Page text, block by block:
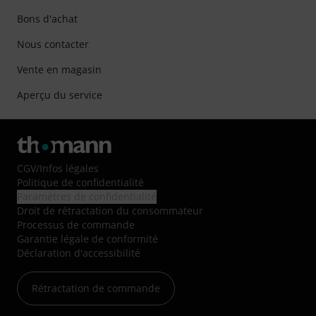
Bons d'achat
Nous contacter
Vente en magasin
Aperçu du service
CGV/Infos légales
Politique de confidentialité
Droit de rétractation du consommateur
Processus de commande
Garantie légale de conformité
Déclaration d'accessibilité
Rétractation de commande